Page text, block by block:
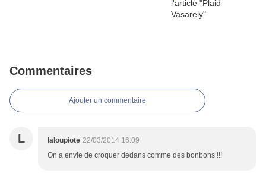
Commentaires
Ajouter un commentaire
L laloupiote 22/03/2014 16:09
On a envie de croquer dedans comme des bonbons !!!